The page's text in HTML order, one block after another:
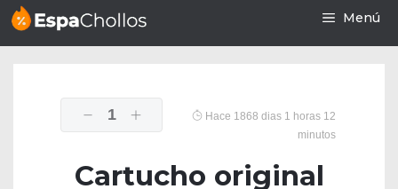
Menú
1
Hace 1868 dias 1 horas 12
minutos
Cartucho original